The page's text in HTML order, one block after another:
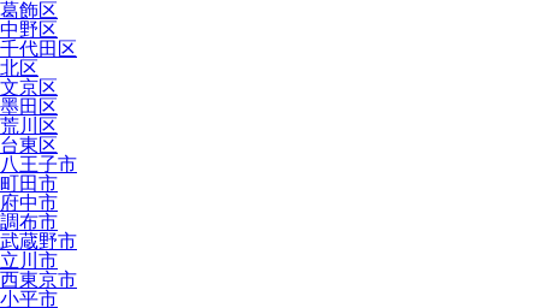
葛飾区
中野区
千代田区
北区
文京区
墨田区
荒川区
台東区
八王子市
町田市
府中市
調布市
武蔵野市
立川市
西東京市
小平市